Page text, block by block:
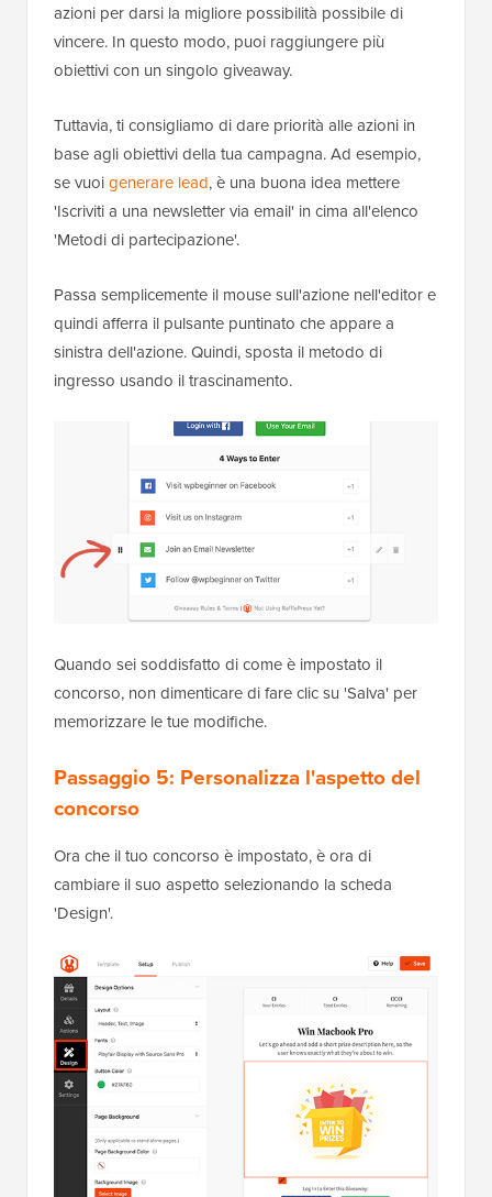
azioni per darsi la migliore possibilità possibile di
vincere. In questo modo, puoi raggiungere più
obiettivi con un singolo giveaway.
Tuttavia, ti consigliamo di dare priorità alle azioni in
base agli obiettivi della tua campagna. Ad esempio,
se vuoigenerare lead, è una buona idea mettere
'Iscriviti a una newsletter via email' in cima all'elenco
'Metodi di partecipazione'.
Passa semplicemente il mouse sull'azione nell'editor e
quindi afferra il pulsante puntinato che appare a
sinistra dell'azione. Quindi, sposta il metodo di
ingresso usando il trascinamento.
Quando sei soddisfatto di come è impostato il
concorso, non dimenticare di fare clic su 'Salva' per
memorizzare le tue modifiche.
Passaggio 5: Personalizza l'aspetto del
concorso
Ora che il tuo concorso è impostato, è ora di
cambiare il suo aspetto selezionando la scheda
'Design'.